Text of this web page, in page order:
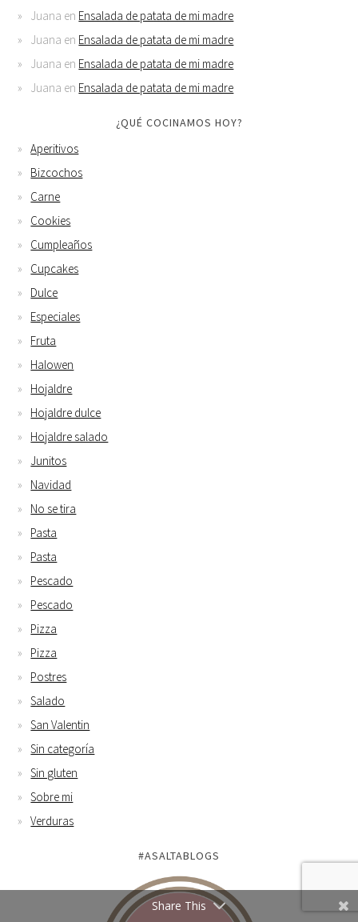
Juana en Ensalada de patata de mi madre
Juana en Ensalada de patata de mi madre
Juana en Ensalada de patata de mi madre
Juana en Ensalada de patata de mi madre
¿QUÉ COCINAMOS HOY?
Aperitivos
Bizcochos
Carne
Cookies
Cumpleaños
Cupcakes
Dulce
Especiales
Fruta
Halowen
Hojaldre
Hojaldre dulce
Hojaldre salado
Junitos
Navidad
No se tira
Pasta
Pasta
Pescado
Pescado
Pizza
Pizza
Postres
Salado
San Valentin
Sin categoría
Sin gluten
Sobre mi
Verduras
#ASALTABLOGS
Share This